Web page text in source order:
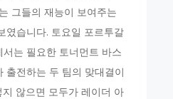
그들의 재능이 보여주는
였습니다. 토요일 포르투갈
는 필요한 토너먼트 바스
출전하는 두 팀의 맞대결이
않으면 모두가 레이더 아